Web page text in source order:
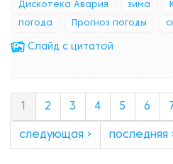
Дискотека Авария зима
погода Прогноз погоды
Cлайд с цитатой
2 3 4 5 6
следующая › последняя